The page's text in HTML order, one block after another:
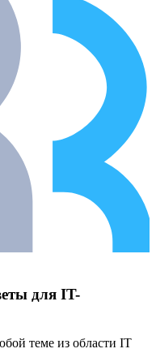
для IT-
теме из области IT